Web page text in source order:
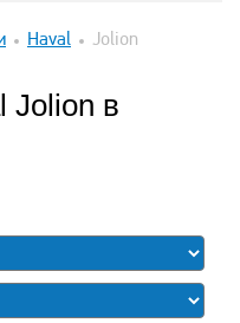
Haval Jolion
Jolion в